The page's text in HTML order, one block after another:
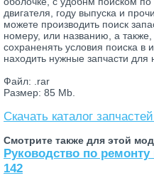
двигателя, году выпуска и
можете производить поиск
номеру, или названию, а
сохраненять условия поиска в
находить нужные запчасти
Файл: .rar
Размер: 85 Mb.
Скачать каталог
Смотрите также для этой
Руководство по
142